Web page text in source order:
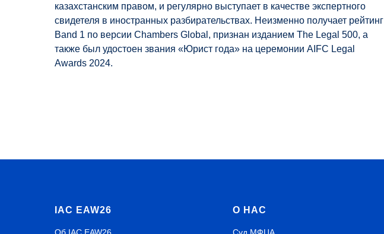
казахстанским правом, и регулярно выступает в качестве экспертного
свидетеля в иностранных разбирательствах. Неизменно получает рейтинг
Band 1 по версии Chambers Global, признан изданием The Legal 500, а
также был удостоен звания «Юрист года» на церемонии AIFC Legal
Awards 2024.
IAC EAW26 О НАС